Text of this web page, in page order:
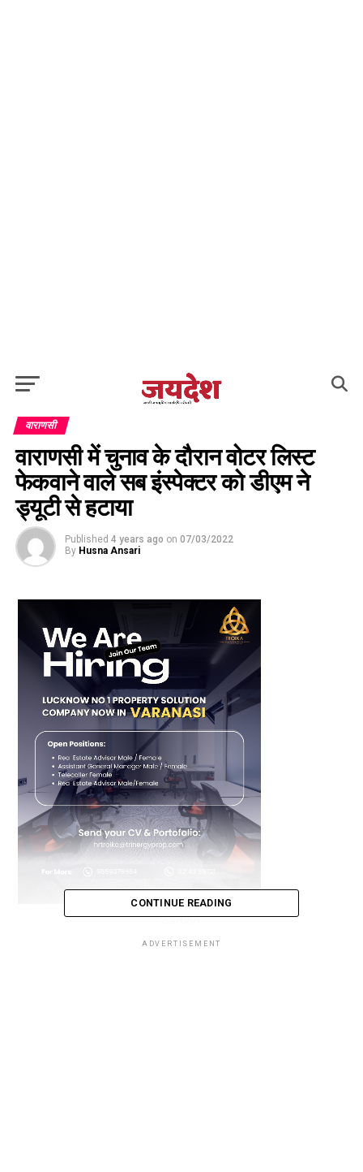
वाराणसी
वाराणसी में चुनाव के दौरान वोटर लिस्ट
फेकवाने वाले सब इंस्पेक्टर को डीएम ने
ड्यूटी से हटाया
Published 4 years ago on 07/03/2022
By Husna Ansari
Loading...
CONTINUE READING
ADVERTISEMENT